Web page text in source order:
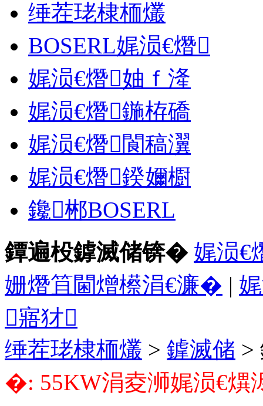
缍茬珯棣栭爜
BOSERL娓涢€熸
娓涢€熸妯ｆ湰
娓涢€熸鍦栫礄
娓涢€熸閬稿瀷
娓涢€熸鍨嬭櫉
鑱郴BOSERL
鐔遍杸鎼滅储锛� 娓涢€
姗熸笡閫熷櫒涓€濂� |
寤犲
缍茬珯棣栭爜 > 鎼滅储 >
�: 55KW涓夌浉娓涢€